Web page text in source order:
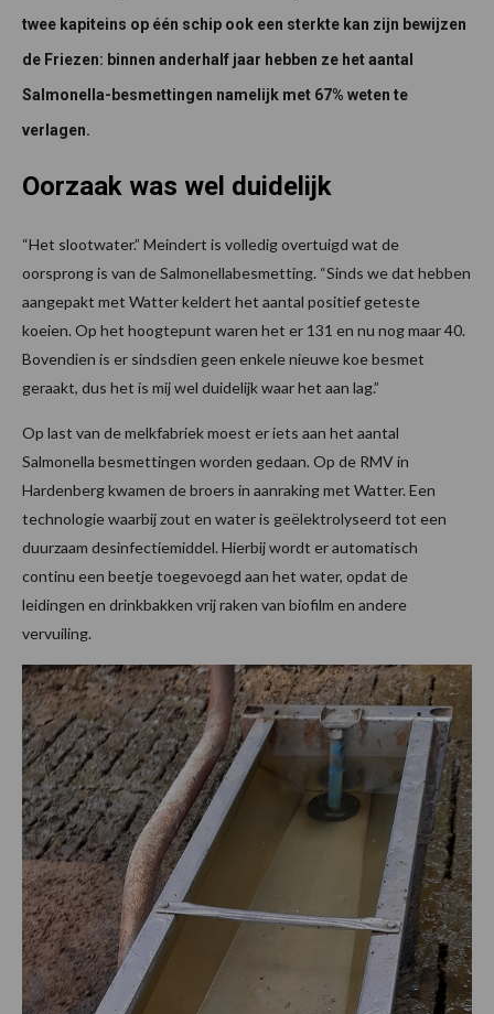
twee kapiteins op één schip ook een sterkte kan zijn bewijzen
de Friezen: binnen anderhalf jaar hebben ze het aantal
Salmonella-besmettingen namelijk met 67% weten te
verlagen.
Oorzaak was wel duidelijk
“Het slootwater.” Meindert is volledig overtuigd wat de
oorsprong is van de Salmonellabesmetting. “Sinds we dat hebben
aangepakt met Watter keldert het aantal positief geteste
koeien. Op het hoogtepunt waren het er 131 en nu nog maar 40.
Bovendien is er sindsdien geen enkele nieuwe koe besmet
geraakt, dus het is mij wel duidelijk waar het aan lag.”
Op last van de melkfabriek moest er iets aan het aantal
Salmonella besmettingen worden gedaan. Op de RMV in
Hardenberg kwamen de broers in aanraking met Watter. Een
technologie waarbij zout en water is geëlektrolyseerd tot een
duurzaam desinfectiemiddel. Hierbij wordt er automatisch
continu een beetje toegevoegd aan het water, opdat de
leidingen en drinkbakken vrij raken van biofilm en andere
vervuiling.